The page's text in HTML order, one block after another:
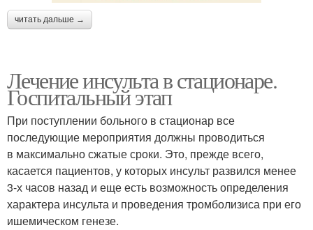
читать дальше →
Лечение инсульта в стационаре.
Госпитальный этап
При поступлении больного в стационар все
последующие мероприятия должны проводиться
в максимально сжатые сроки. Это, прежде всего,
касается пациентов, у которых инсульт развился менее
3-х часов назад и еще есть возможность определения
характера инсульта и проведения тромболизиса при его
ишемическом генезе.